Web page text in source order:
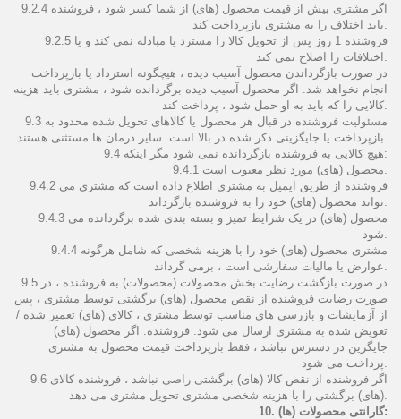
9.2.4 اگر مشتری بیش از قیمت محصول (های) از شما کسر شود ، فروشنده
9.2.5 فروشنده 1 روز پس از تحویل کالا را مسترد یا مبادله نمی کند و یا
در صورت بازگرداندن محصول آسیب دیده ، هیچگونه استرداد یا بازپرداخت
انجام نخواهد شد. اگر محصول آسیب دیده برگردانده شود ، مشتری باید هزینه
9.3 مسئولیت فروشنده در قبال هر محصول یا کالاهای تحویل شده محدود به
9.4 هیچ کالایی به فروشنده بازگردانده نمی شود مگر اینکه:
9.4.2 فروشنده از طریق ایمیل به مشتری اطلاع داده است كه مشتری می
9.4.3 محصول (های) در یک شرایط تمیز و بسته بندی شده برگردانده می
9.4.4 مشتری محصول (های) خود را با هزینه شخصی که شامل هرگونه
9.5 در صورت بازگشت رضایت بخش محصولات (محصولات) به فروشنده ، در
صورت رضایت فروشنده از نقص محصول (های) برگشتی توسط مشتری ، پس
از آزمایشات و بازرسی های مناسب توسط مشتری ، کالای (های) تعمیر شده /
تعویض شده به مشتری ارسال می شود. فروشنده. اگر محصول (های)
جایگزین در دسترس نباشد ، فقط بازپرداخت قیمت محصول به مشتری
9.6 اگر فروشنده از نقص کالا (های) برگشتی راضی نباشد ، فروشنده کالای
10. گارانتی محصولات (ها):